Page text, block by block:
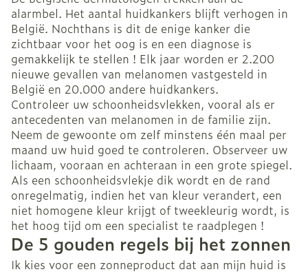
alarmbel. Het aantal huidkankers blijft verhogen in
België. Nochthans is dit de enige kanker die
zichtbaar voor het oog is en een diagnose is
gemakkelijk te stellen ! Elk jaar worden er 2.200
nieuwe gevallen van melanomen vastgesteld in
België en 20.000 andere huidkankers.
Controleer uw schoonheidsvlekken, vooral als er
antecedenten van melanomen in de familie zijn.
Neem de gewoonte om zelf minstens één maal per
maand uw huid goed te controleren. Observeer uw
lichaam, vooraan en achteraan in een grote spiegel.
Als een schoonheidsvlekje dik wordt en de rand
onregelmatig, indien het van kleur verandert, een
niet homogene kleur krijgt of tweekleurig wordt, is
het hoog tijd om een specialist te raadplegen !
De 5 gouden regels bij het zonnen
Ik kies voor een zonneproduct dat aan mijn huid is